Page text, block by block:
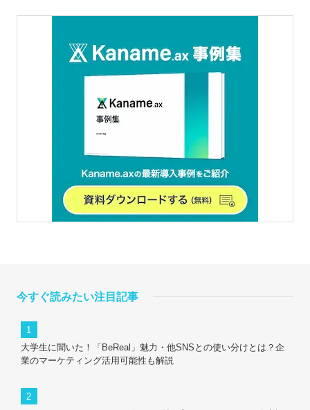
今すぐ読みたい注目記事
大学生に聞いた！「BeReal」魅力・他SNSとの使い分けとは？企
業のマーケティング活用可能性も解説